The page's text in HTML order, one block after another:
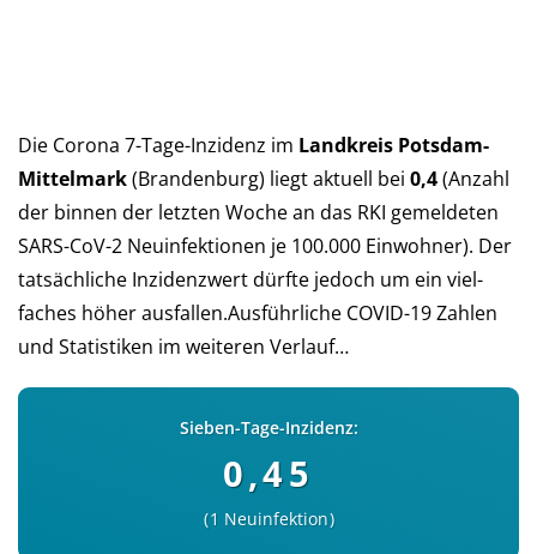
Die Corona 7-Tage-Inzidenz im Landkreis Potsdam-
Mittelmark(Bran­den­burg) liegt aktu­ell bei 0,4(An­zahl
der bin­nen der letz­ten Woche an das RKI ge­mel­deten
SARS-CoV-2 Neu­in­fek­tio­nen je 100.000 Ein­woh­ner). Der
tat­säch­liche In­zi­denz­wert dürf­te je­doch um ein viel­
faches höher aus­fal­len.Aus­führ­liche COVID-19 Zah­len
und Sta­tis­ti­ken im wei­teren Verlauf…
Sieben-Tage-Inzidenz:
0,45
1 Neuinfektion